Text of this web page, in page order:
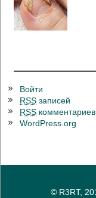
Войти
RSS записей
RSS комментариев
WordPress.org
© R3RT,